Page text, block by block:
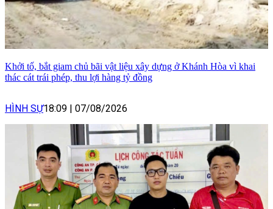
Khởi tố, bắt giam chủ bãi vật liệu xây dựng ở Khánh Hòa vì khai
thác cát trái phép, thu lợi hàng tỷ đồng
HÌNH SỰ18:09 | 07/08/2026